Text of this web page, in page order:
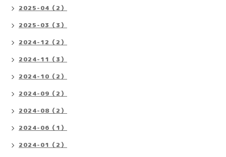
2025-04（2）
2025-03（3）
2024-12（2）
2024-11（3）
2024-10（2）
2024-09（2）
2024-08（2）
2024-06（1）
2024-01（2）